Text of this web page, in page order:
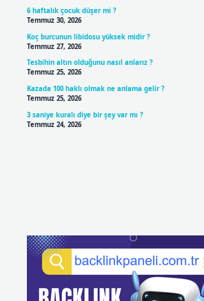
6 haftalık çocuk düşer mi ?
Temmuz 30, 2026
Koç burcunun libidosu yüksek midir ?
Temmuz 27, 2026
Tesbihin altın olduğunu nasıl anlarız ?
Temmuz 25, 2026
Kazada 100 haklı olmak ne anlama gelir ?
Temmuz 25, 2026
3 saniye kuralı diye bir şey var mı ?
Temmuz 24, 2026